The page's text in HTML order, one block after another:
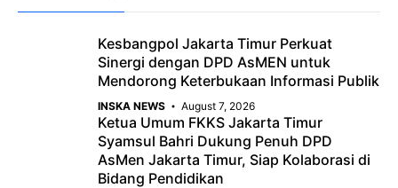
o
o
k
A
p
p
a
m
Kesbangpol Jakarta Timur Perkuat
Sinergi dengan DPD AsMEN untuk
Mendorong Keterbukaan Informasi Publik
INSKA NEWS August 7, 2026
Ketua Umum FKKS Jakarta Timur
Syamsul Bahri Dukung Penuh DPD
AsMen Jakarta Timur, Siap Kolaborasi di
Bidang Pendidikan